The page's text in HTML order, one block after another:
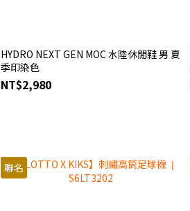
HYDRO NEXT GEN MOC 水陸休閒鞋 男 夏
季印染色
NT$2,980
聯名